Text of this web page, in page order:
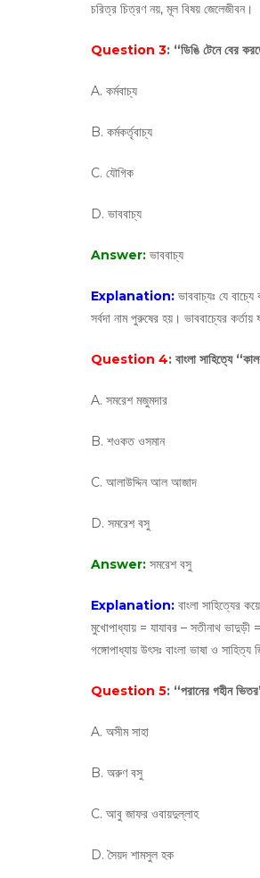
চরিত্র চিত্রণ নয়, মূল বিষয় জেলেজীবন।
Question 3: “ডিঙি টেনে বের
A. কর্মবাচ্য
B. কর্মকর্তৃবাচ্য
C. যৌগিক
D. ভাববাচ্য
Answer: ভাববাচ্য
Explanation: ভাববাচ্যঃ যে
সর্বদা নাম পুরুষের হয়। ভাববাচ্যের
Question 4: বাংলা সাহিত্যে
A. সমরেশ মজুমদার
B. শওকত ওসমান
C. আলাউদ্দিন আল আজাদ
D. সমরেশ বসু
Answer: সমরেশ বসু
Explanation: বাংলা সাহিত্যের
মুখোপাধ্যায় = যাযাবর – সতীনাথ
গঙ্গোপাধ্যায় উৎসঃ বাংলা ভাষা ও সাহিত্য
Question 5: “পরানের গহীন
A. অসীম সাহা
B. অরুণ বসু
C. আবু জাফর ওবায়দুল্লাহ
D. সৈয়দ শামসুল হক